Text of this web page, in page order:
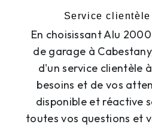
Service
En choisissant Alu
de garage à
d'un service clientèle
besoins et de vos
disponible et réactive
toutes vos questions et